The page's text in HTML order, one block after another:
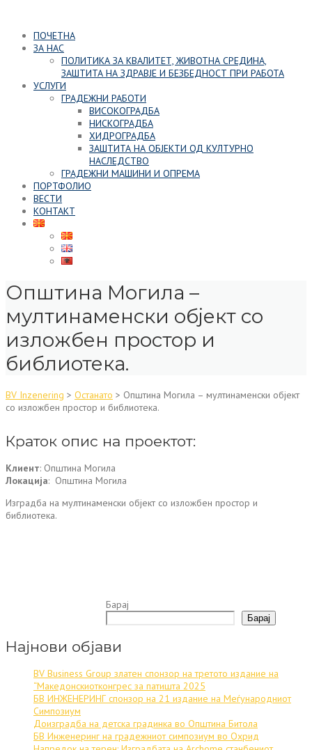
contentПОЧЕТНА
ЗА НАС
ПОЛИТИКА ЗА КВАЛИТЕТ, ЖИВОТНА СРЕДИНА,
ЗАШТИТА НА ЗДРАВЈЕ И БЕЗБЕДНОСТ ПРИ РАБОТА
УСЛУГИ
ГРАДЕЖНИ РАБОТИ
ВИСОКОГРАДБА
НИСКОГРАДБА
ХИДРОГРАДБА
ЗАШТИТА НА ОБЈЕКТИ ОД КУЛТУРНО
НАСЛЕДСТВО
ГРАДЕЖНИ МАШИНИ И ОПРЕМА
ПОРТФОЛИО
ВЕСТИ
КОНТАКТ
Општина Могила –
мултинаменски објект со
изложбен простор и
библиотека.
BV Inzenering > Останато > Општина Могила – мултинаменски објект
со изложбен простор и библиотека.
Краток опис на проектот:
Клиент: Општина Могила
Локација: Општина Могила
Изградба на мултинаменски објект со изложбен простор и
библиотека.
Барај
Барај
Најнови објави
BV Business Group златен спонзор на третото издание на
“Македонскиотконгрес за патишта 2025
БВ ИНЖЕНЕРИНГ спонзор на 21 издание на Меѓународниот
Симпозиум
Доизградба на детска градинка во Општина Битола
БВ Инженеринг на градежниот симпозиум во Охрид